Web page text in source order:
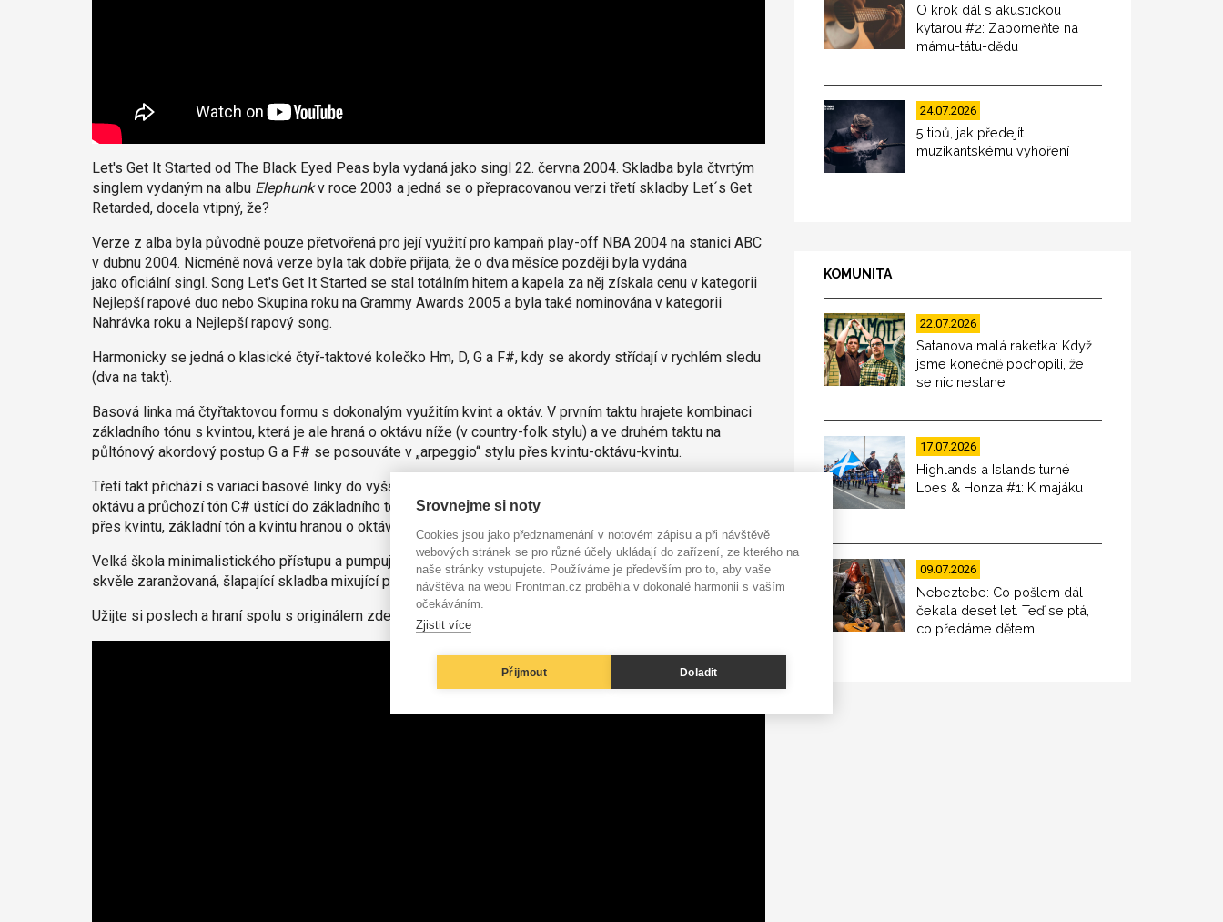
Let's Get It Started od The Black Eyed Peas byla vydaná jako singl 22. června 2004. Skladba byla čtvrtým
singlem vydaným na albu Elephunkv roce 2003 a jedná se o přepracovanou verzi třetí skladby Let´s Get
Retarded, docela vtipný, že?
Verze z alba byla původně pouze přetvořená pro její využití pro kampaň play-off NBA 2004 na stanici ABC
v dubnu 2004. Nicméně nová verze byla tak dobře přijata, že o dva měsíce později byla vydána
jako oficiální singl. Song Let's Get It Started se stal totálním hitem a kapela za něj získala cenu v kategorii
Nejlepší rapové duo nebo Skupina roku na Grammy Awards 2005 a byla také nominována v kategorii
Nahrávka roku a Nejlepší rapový song.
Harmonicky se jedná o klasické čtyř-taktové kolečko Hm, D, G a F#, kdy se akordy střídají v rychlém sledu
(dva na takt).
Basová linka má čtyřtaktovou formu s dokonalým využitím kvint a oktáv. V prvním taktu hrajete kombinaci
základního tónu s kvintou, která je ale hraná o oktávu níže (v country-folk stylu) a ve druhém taktu na
půltónový akordový postup G a F# se posouváte v „arpeggio“ stylu přes kvintu-oktávu-kvintu.
Třetí takt přichází s variací basové linky do vyššího registru nástroje, kdy hrajete postup přes kvintu,
oktávu a průchozí tón C# ústící do základního tónu akordu D dur, kdy se posouváte opět směrem dolů
přes kvintu, základní tón a kvintu hranou o oktávu níže do nám již známého postupu na G a F#.
Velká škola minimalistického přístupu a pumpujících osmin s shuffle groovem. Jinak je to především
skvěle zaranžovaná, šlapající skladba mixující pop a hip hop s velkou grácií a vkusem.
Užijte si poslech a hraní spolu s originálem zde:
O krok dál s akustickou
kytarou #2: Zapomeňte na
mámu-tátu-dědu
24.07.2026
5 tipů, jak předejít
muzikantskému vyhoření
KOMUNITA
22.07.2026
Satanova malá raketka: Když
jsme konečně pochopili, že
se nic nestane
17.07.2026
Highlands a Islands turné
Loes & Honza #1: K majáku
09.07.2026
Nebeztebe: Co pošlem dál
čekala deset let. Teď se ptá,
co předáme dětem
Srovnejme si noty
Cookies jsou jako předznamenání v notovém zápisu a při návštěvě
webových stránek se pro různé účely ukládají do zařízení, ze kterého na
naše stránky vstupujete. Používáme je především pro to, aby vaše
návštěva na webu Frontman.cz proběhla v dokonalé harmonii s vaším
očekáváním.
Zjistit více
Přijmout Doladit